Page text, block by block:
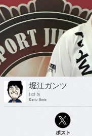
堀江ガンツ
text by
Gantz Horie
ポスト